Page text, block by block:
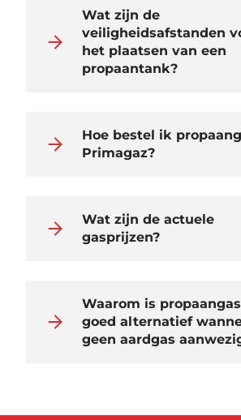
Wat zijn de
veiligheidsafstanden
het plaatsen van een
propaantank?
Hoe bestel ik
Primagaz?
Wat zijn de actuele
gasprijzen?
Waarom is
goed alternatief
geen aardgas